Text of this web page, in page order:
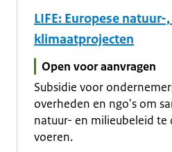
LIFE: Europese
klimaatprojecten
Open voor aanvragen
Subsidie voor
overheden en ngo's om
natuur- en milieubeleid
voeren.